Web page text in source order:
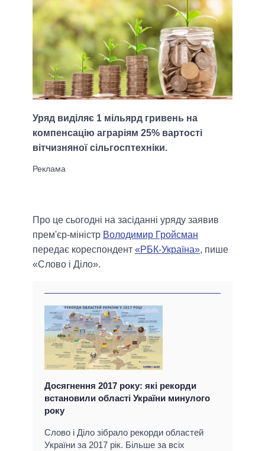
Уряд виділяє 1 мільярд гривень на
компенсацію аграріям 25% вартості
вітчизняної сільгосптехніки.
Про це сьогодні на засіданні уряду заявив
прем'єр-міністр Володимир Гройсман
передає кореспондент «РБК-Україна», пише
«Слово і Діло».
Досягнення 2017 року: які рекорди
встановили області України минулого
року
Слово і Діло зібрало рекорди областей
України за 2017 рік. Більше за всіх